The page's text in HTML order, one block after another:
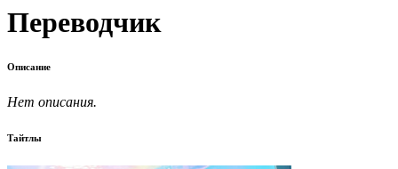
Переводчик
Описание
Нет описания.
Тайтлы